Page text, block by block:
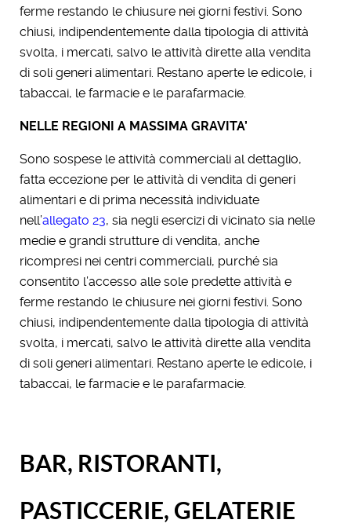
ferme restando le chiusure nei giorni festivi. Sono
chiusi, indipendentemente dalla tipologia di attività
svolta, i mercati, salvo le attività dirette alla vendita
di soli generi alimentari. Restano aperte le edicole, i
tabaccai, le farmacie e le parafarmacie.
NELLE REGIONI A MASSIMA GRAVITA’
Sono sospese le attività commerciali al dettaglio,
fatta eccezione per le attività di vendita di generi
alimentari e di prima necessità individuate
nell’allegato 23, sia negli esercizi di vicinato sia nelle
medie e grandi strutture di vendita, anche
ricompresi nei centri commerciali, purché sia
consentito l’accesso alle sole predette attività e
ferme restando le chiusure nei giorni festivi. Sono
chiusi, indipendentemente dalla tipologia di attività
svolta, i mercati, salvo le attività dirette alla vendita
di soli generi alimentari. Restano aperte le edicole, i
tabaccai, le farmacie e le parafarmacie.
BAR, RISTORANTI,
PASTICCERIE, GELATERIE